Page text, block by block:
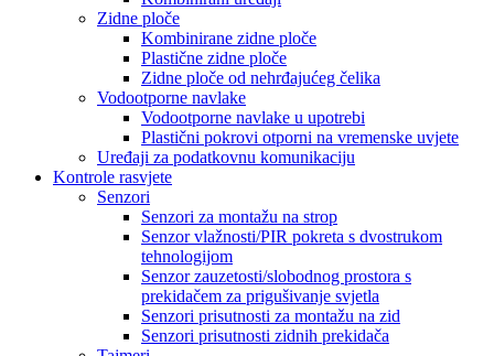
Zidne ploče
Kombinirane zidne ploče
Plastične zidne ploče
Zidne ploče od nehrđajućeg čelika
Vodootporne navlake
Vodootporne navlake u upotrebi
Plastični pokrovi otporni na vremenske uvjete
Uređaji za podatkovnu komunikaciju
Kontrole rasvjete
Senzori
Senzori za montažu na strop
Senzor vlažnosti/PIR pokreta s dvostrukom
tehnologijom
Senzor zauzetosti/slobodnog prostora s
prekidačem za prigušivanje svjetla
Senzori prisutnosti za montažu na zid
Senzori prisutnosti zidnih prekidača